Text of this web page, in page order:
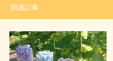
関連記事